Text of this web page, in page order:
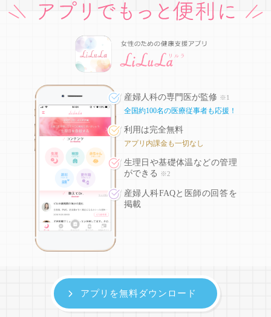
産婦人科の専門医が監修 ※1
全国約100名の医療従事者も応援！
利用は完全無料
アプリ内課金も一切なし
生理日や基礎体温などの管理
ができる
※2
産婦人科FAQと医師の回答を
掲載
アプリを無料ダウンロード